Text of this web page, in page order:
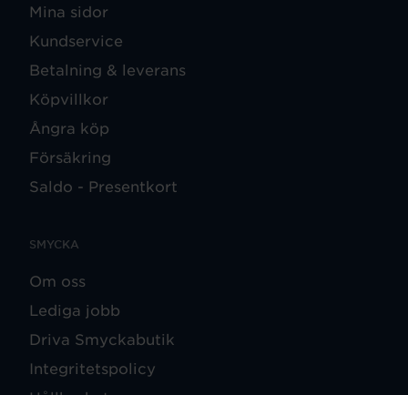
Mina sidor
Kundservice
Betalning & leverans
Köpvillkor
Ångra köp
Försäkring
Saldo - Presentkort
SMYCKA
Om oss
Lediga jobb
Driva Smyckabutik
Integritetspolicy